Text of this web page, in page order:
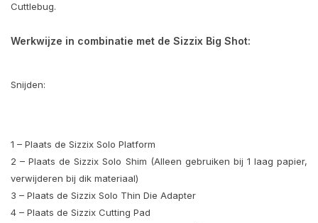
Cuttlebug.
Werkwijze in combinatie met de Sizzix Big Shot:
Snijden:
1 – Plaats de Sizzix Solo Platform
2 – Plaats de Sizzix Solo Shim (Alleen gebruiken bij 1 laag papier,
verwijderen bij dik materiaal)
3 – Plaats de Sizzix Solo Thin Die Adapter
4 – Plaats de Sizzix Cutting Pad